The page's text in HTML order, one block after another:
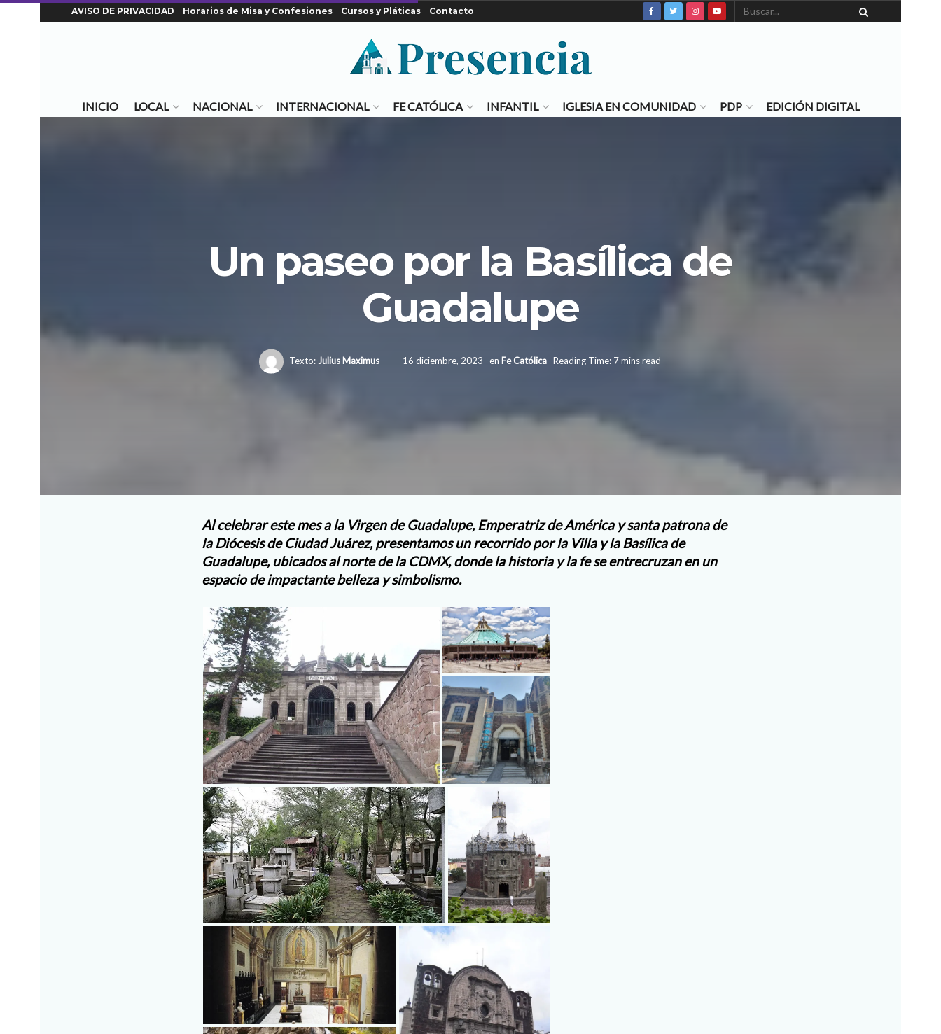
AVISO DE PRIVACIDAD Horarios de Misa y Confesiones Cursos y Pláticas Contacto
INICIO LOCAL NACIONAL INTERNACIONAL FE CATÓLICA INFANTIL IGLESIA EN COMUNIDAD PDP EDICIÓN DIGITAL
Un paseo por la Basílica de
Guadalupe
Texto: Julius Maximus 16 diciembre, 2023 en Fe Católica Reading Time: 7 mins read
Al celebrar este mes a la Virgen de Guadalupe, Emperatriz de América y santa patrona de
la Diócesis de Ciudad Juárez, presentamos un recorrido por la Villa y la Basílica de
Guadalupe, ubicados al norte de la CDMX, donde la historia y la fe se entrecruzan en un
espacio de impactante belleza y simbolismo.